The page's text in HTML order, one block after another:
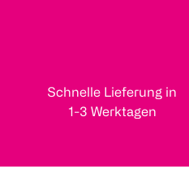
Schnelle Lieferung in
1-3 Werktagen